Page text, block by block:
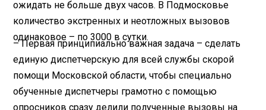
ожидать не больше двух часов. В Подмосковье
количество экстренных и неотложных вызовов
одинаковое – по 3000 в сутки.
– Первая принципиально важная задача – сделать
единую диспетчерскую для всей службы скорой
помощи Московской области, чтобы специально
обученные диспетчеры грамотно с помощью
опросников сразу делили полученные вызовы на